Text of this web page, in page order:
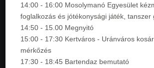
14:00 - 16:00 Mosolymanó Egyesület
foglalkozás és jótékonysági játék, tanszer
14:50 - 15.00 Megnyitó
15:00 - 17:30 Kertváros - Uránváros
mérkőzés
17:30 - 18:45 Bartendaz bemutató